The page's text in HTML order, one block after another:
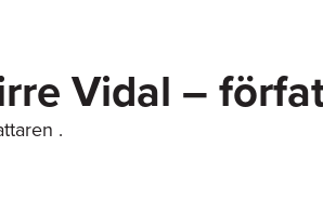
Vidal –
.